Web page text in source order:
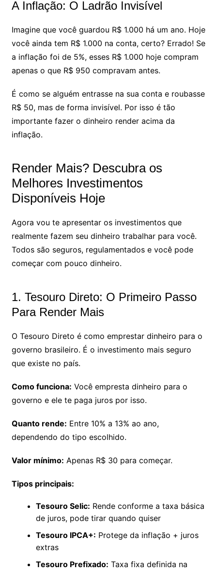
A Inflação: O Ladrão Invisível
Imagine que você guardou R$ 1.000 há um ano. Hoje
você ainda tem R$ 1.000 na conta, certo? Errado! Se
a inflação foi de 5%, esses R$ 1.000 hoje compram
apenas o que R$ 950 compravam antes.
É como se alguém entrasse na sua conta e roubasse
R$ 50, mas de forma invisível. Por isso é tão
importante fazer o dinheiro render acima da
inflação.
Render Mais? Descubra os
Melhores Investimentos
Disponíveis Hoje
Agora vou te apresentar os investimentos que
realmente fazem seu dinheiro trabalhar para você.
Todos são seguros, regulamentados e você pode
começar com pouco dinheiro.
1. Tesouro Direto: O Primeiro Passo
Para Render Mais
O Tesouro Direto é como emprestar dinheiro para o
governo brasileiro. É o investimento mais seguro
que existe no país.
Como funciona: Você empresta dinheiro para o
governo e ele te paga juros por isso.
Quanto rende: Entre 10% a 13% ao ano,
dependendo do tipo escolhido.
Valor mínimo: Apenas R$ 30 para começar.
Tipos principais:
Tesouro Selic: Rende conforme a taxa básica
de juros, pode tirar quando quiser
Tesouro IPCA+: Protege da inflação + juros
extras
Tesouro Prefixado: Taxa fixa definida na